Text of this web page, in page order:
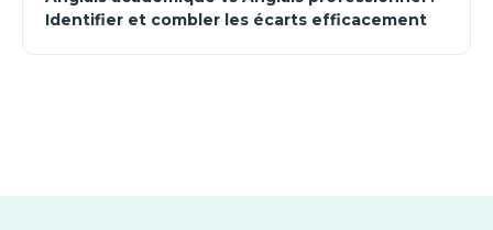
Identifier et combler les écarts efficacement